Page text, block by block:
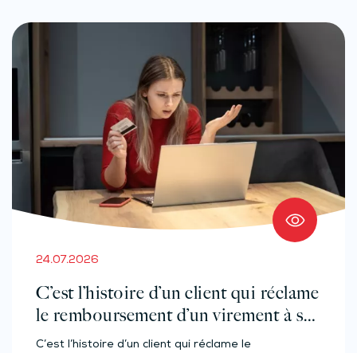
24.07.2026
C’est l’histoire d’un client qui réclame
le remboursement d’un virement à sa
banque…
C’est l’histoire d’un client qui réclame le